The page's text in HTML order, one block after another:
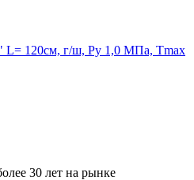
L= 120см, г/ш, Ру 1,0 МПа, Тmax
30 лет на рынке